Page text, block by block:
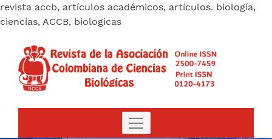
revista accb, artículos académicos, artículos. biología,
ciencias, ACCB, biologicas